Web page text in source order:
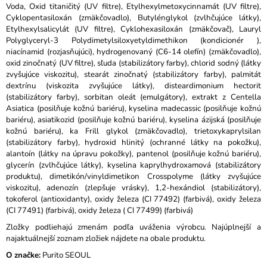
Voda, Oxid titaničitý (UV filtre), Etylhexylmetoxycinnamát (UV filtre),
Cyklopentasiloxán (zmäkčovadlo), Butylénglykol (zvlhčujúce látky),
Etylhexylsalicylát (UV filtre), Cyklohexasiloxán (zmäkčovač), Lauryl
Polyglyceryl-3 Polydimetylsiloxyetyldimethikon (kondicionér ),
niacínamid (rozjasňujúci), hydrogenovaný (C6-14 olefín) (zmäkčovadlo),
oxid zinočnatý (UV filtre), sľuda (stabilizátory farby), chlorid sodný (látky
zvyšujúce viskozitu), stearát zinočnatý (stabilizátory farby), palmitát
dextrínu (viskozita zvyšujúce látky), disteardimonium hectorit
(stabilizátory farby), sorbitan oleát (emulgátory), extrakt z Centella
Asiatica (posilňuje kožnú bariéru), kyselina madecassic (posilňuje kožnú
bariéru), asiatikozid (posilňuje kožnú bariéru), kyselina ázijská (posilňuje
kožnú bariéru), ka Frill glykol (zmäkčovadlo), trietoxykaprylsilan
(stabilizátory farby), hydroxid hlinitý (ochranné látky na pokožku),
alantoín (látky na úpravu pokožky), pantenol (posilňuje kožnú bariéru),
glycerín (zvlhčujúce látky), kyselina kaprylhydroxamová (stabilizátory
produktu), dimetikón/vinyldimetikon Crosspolyme (látky zvyšujúce
viskozitu), adenozín (zlepšuje vrásky), 1,2-hexándiol (stabilizátory),
tokoferol (antioxidanty), oxidy železa (CI 77492) (farbivá), oxidy železa
(CI 77491) (farbivá), oxidy železa ( CI 77499) (farbivá)
Zložky podliehajú zmenám podľa uváženia výrobcu. Najúplnejší a
najaktuálnejší zoznam zložiek nájdete na obale produktu.
O značke: Purito SEOUL